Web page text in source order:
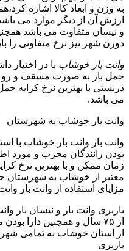
به وزن و ابعاد کالا اشاره
ارزش آن از دیگر موارد می
و نیسان متفاوت می باشد
دورن شهر نیز نرخ متفاوتی را
وانت بار خوشاب با در اختیار
حمل بار به صورت مسقف و رو
دربستی با بهترین نرخ کرایه
می باشد.
وانت بار خوشاب به شهرستان
وانت بار وانت بار خوشاب با
بودن رانندگان مجرب و مورد
زمان ممکن و با بهترین نرخ
معتبر از خوشاب به شهرستان
مزایای استفاده از وانت بار
باربری وانت بار و نیسان بار
از ۷۵ سال و همچنین دارا
از استان خوشاب به تمامی
باربری